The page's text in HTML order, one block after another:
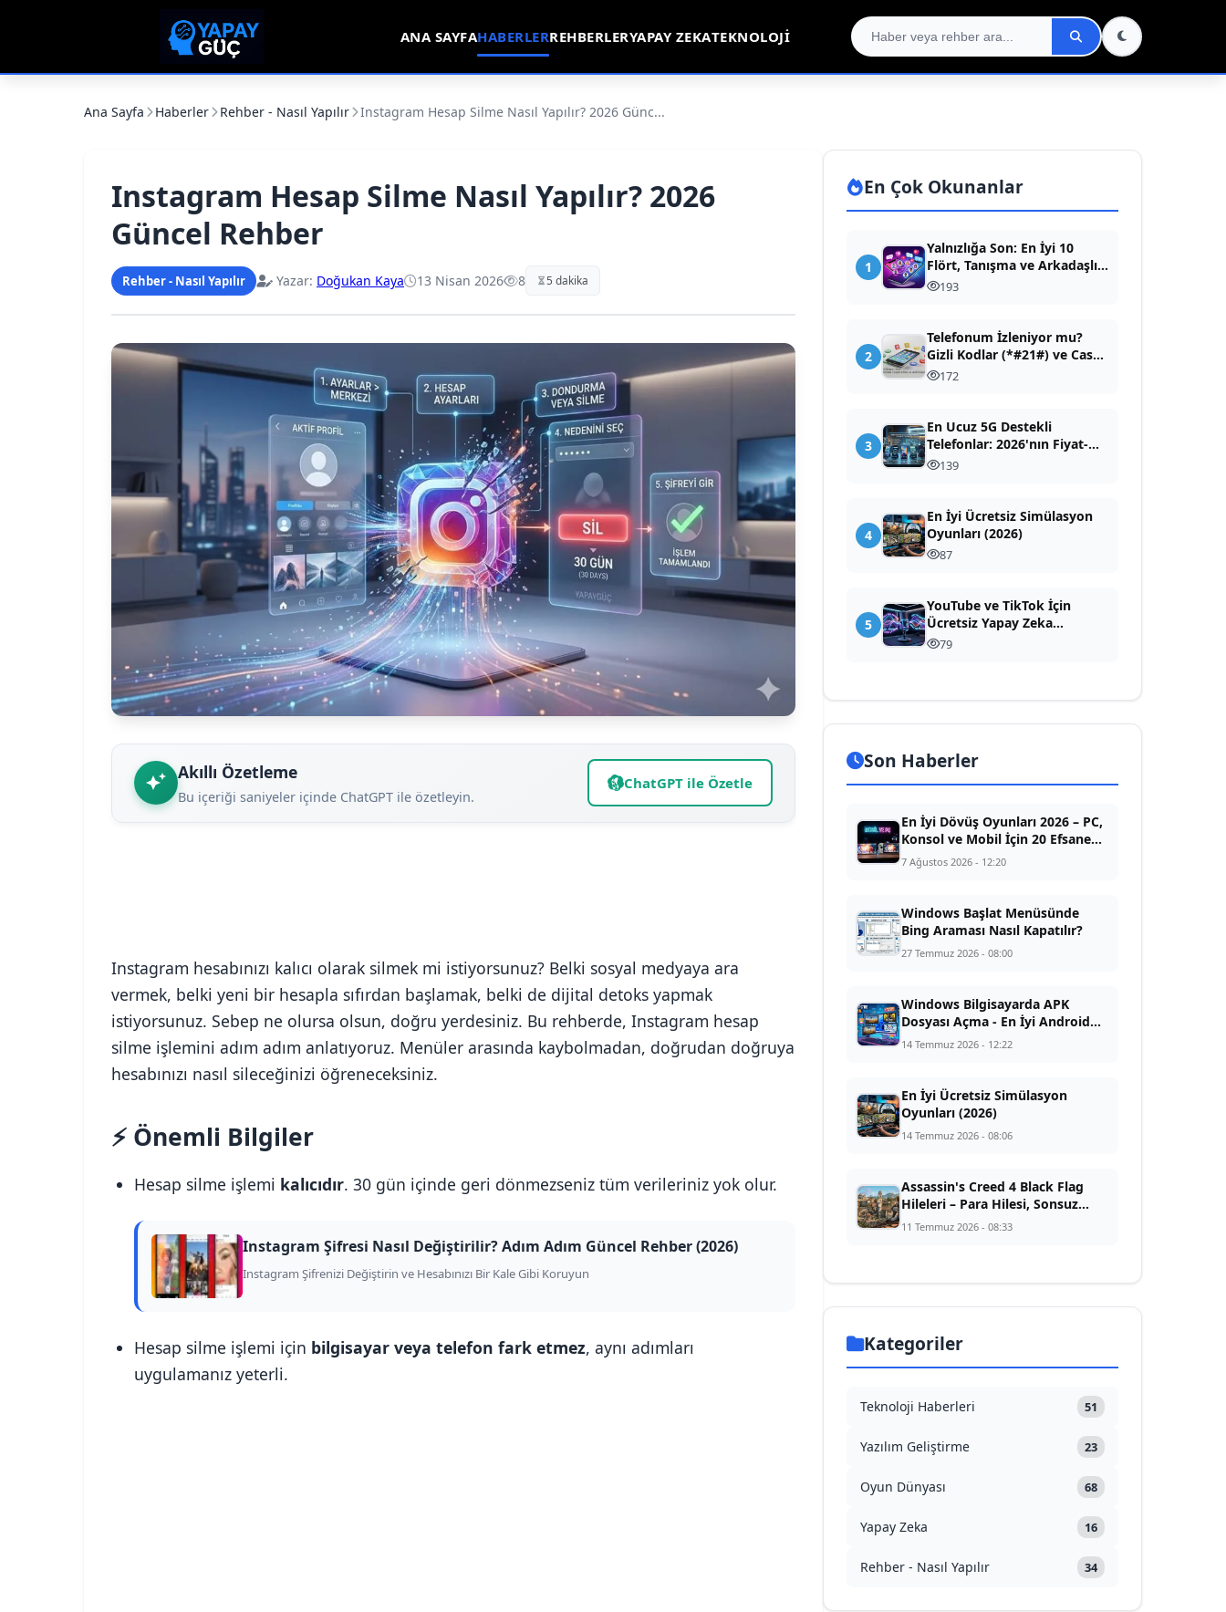
ANA SAYFAHABERLERREHBERLERYAPAY ZEKATEKNOLOJI
Ana Sayfa Haberler Rehber - Nasıl Yapılır Instagram Hesap Silme Nasıl Yapılır? 2026 Günc...
Instagram Hesap Silme Nasıl Yapılır? 2026
Güncel Rehber
Rehber - Nasıl Yapılır Yazar: Doğukan Kaya 13 Nisan 2026 8 5 dakika
Akıllı Özetleme
Bu içeriği saniyeler içinde ChatGPT ile özetleyin.
ChatGPT ile Özetle
Instagram hesabınızı kalıcı olarak silmek mi istiyorsunuz? Belki sosyal medyaya ara
vermek, belki yeni bir hesapla sıfırdan başlamak, belki de dijital detoks yapmak
istiyorsunuz. Sebep ne olursa olsun, doğru yerdesiniz. Bu rehberde, Instagram hesap
silme işlemini adım adım anlatıyoruz. Menüler arasında kaybolmadan, doğrudan doğruya
hesabınızı nasıl sileceğinizi öğreneceksiniz.
⚡ Önemli Bilgiler
Hesap silme işlemi kalıcıdır. 30 gün içinde geri dönmezseniz tüm verileriniz yok olur.
Instagram Şifresi Nasıl Değiştirilir? Adım Adım Güncel Rehber (2026)
Instagram Şifrenizi Değiştirin ve Hesabınızı Bir Kale Gibi Koruyun
Hesap silme işlemi için bilgisayar veya telefon fark etmez, aynı adımları
uygulamanız yeterli.
En Çok Okunanlar
1
Yalnızlığa Son: En İyi 10
Flört, Tanışma ve Arkadaşlık
Uygulaması (Dev Rehber)
193
2
Telefonum İzleniyor mu?
Gizli Kodlar (*#21#) ve Casus
Yazılım Temizleme Rehberi
172
3
En Ucuz 5G Destekli
Telefonlar: 2026'nın Fiyat-
Performans Canavarları
139
4
En İyi Ücretsiz Simülasyon
Oyunları (2026)
87
5
YouTube ve TikTok İçin
Ücretsiz Yapay Zeka
Seslendirme: En İyi Yapay
79
Son Haberler
En İyi Dövüş Oyunları 2026 – PC,
Konsol ve Mobil İçin 20 Efsane
Yapım
7 Ağustos 2026 - 12:20
Windows Başlat Menüsünde
Bing Araması Nasıl Kapatılır?
27 Temmuz 2026 - 08:00
Windows Bilgisayarda APK
Dosyası Açma - En İyi Android
Emülatörler (2026)
14 Temmuz 2026 - 12:22
En İyi Ücretsiz Simülasyon
Oyunları (2026)
14 Temmuz 2026 - 08:06
Assassin's Creed 4 Black Flag
Hileleri – Para Hilesi, Sonsuz
Yağma ve Efsanevi Gemi Kodları
11 Temmuz 2026 - 08:33
Kategoriler
Teknoloji Haberleri 51
Yazılım Geliştirme 23
Oyun Dünyası 68
Yapay Zeka 16
Rehber - Nasıl Yapılır 34